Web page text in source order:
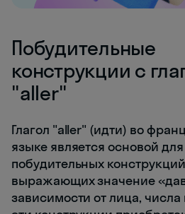
Побудительные
конструкции с
"aller"
Глагол "aller" (идти) во
языке является основой
побудительных
выражающих значение
зависимости от лица, числа